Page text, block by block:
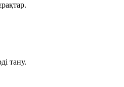
тану.